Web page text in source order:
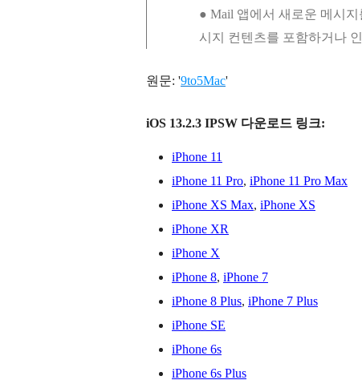
● Mail 앱에서 새로운 메시지
시지 컨텐츠를 포함하거나
원문: '9to5Mac'
iOS 13.2.3 IPSW 다운로드 링크:
iPhone 11
iPhone 11 Pro, iPhone 11 Pro Max
iPhone XS Max, iPhone XS
iPhone XR
iPhone X
iPhone 8, iPhone 7
iPhone 8 Plus, iPhone 7 Plus
iPhone SE
iPhone 6s
iPhone 6s Plus